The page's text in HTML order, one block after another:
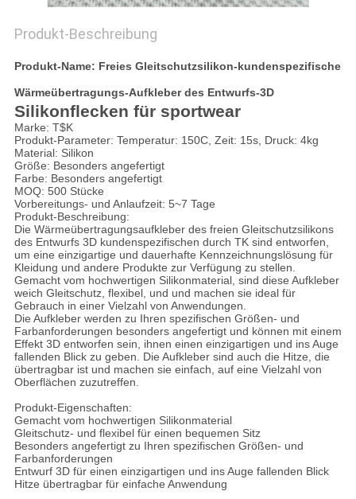
Produkt-Beschreibung
Produkt-Name: Freies Gleitschutzsilikon-kundenspezifische
Wärmeübertragungs-Aufkleber des Entwurfs-3D
Silikonflecken für sportwear
Marke: T$K
Produkt-Parameter: Temperatur: 150C, Zeit: 15s, Druck: 4kg
Material: Silikon
Größe: Besonders angefertigt
Farbe: Besonders angefertigt
MOQ: 500 Stücke
Vorbereitungs- und Anlaufzeit: 5~7 Tage
Produkt-Beschreibung:
Die Wärmeübertragungsaufkleber des freien Gleitschutzsilikons
des Entwurfs 3D kundenspezifischen durch TK sind entworfen,
um eine einzigartige und dauerhafte Kennzeichnungslösung für
Kleidung und andere Produkte zur Verfügung zu stellen.
Gemacht vom hochwertigen Silikonmaterial, sind diese Aufkleber
weich Gleitschutz, flexibel, und und machen sie ideal für
Gebrauch in einer Vielzahl von Anwendungen.
Die Aufkleber werden zu Ihren spezifischen Größen- und
Farbanforderungen besonders angefertigt und können mit einem
Effekt 3D entworfen sein, ihnen einen einzigartigen und ins Auge
fallenden Blick zu geben. Die Aufkleber sind auch die Hitze, die
übertragbar ist und machen sie einfach, auf eine Vielzahl von
Oberflächen zuzutreffen.
Produkt-Eigenschaften:
Gemacht vom hochwertigen Silikonmaterial
Gleitschutz- und flexibel für einen bequemen Sitz
Besonders angefertigt zu Ihren spezifischen Größen- und
Farbanforderungen
Entwurf 3D für einen einzigartigen und ins Auge fallenden Blick
Hitze übertragbar für einfache Anwendung